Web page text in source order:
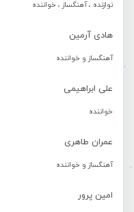
نوازنده ، آهنگساز ، خواننده
هادی آرمین
آهنگساز و خواننده
علی ابراهیمی
خواننده
عمران طاهری
آهنگساز و خواننده
امین پرور